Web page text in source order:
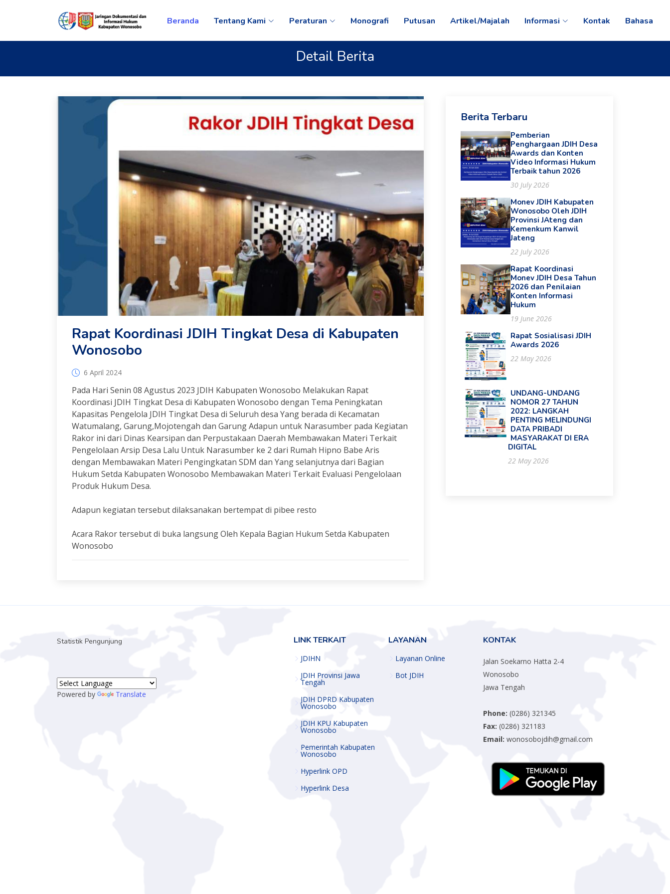
Beranda Tentang Kami Peraturan Monografi Putusan Artikel/Majalah Informasi Kontak Bahasa
Detail Berita
Rapat Koordinasi JDIH Tingkat Desa di Kabupaten
Wonosobo
6 April 2024
Pada Hari Senin 08 Agustus 2023 JDIH Kabupaten Wonosobo Melakukan Rapat
Koordinasi JDIH Tingkat Desa di Kabupaten Wonosobo dengan Tema Peningkatan
Kapasitas Pengelola JDIH Tingkat Desa di Seluruh desa Yang berada di Kecamatan
Watumalang, Garung,Mojotengah dan Garung Adapun untuk Narasumber pada Kegiatan
Rakor ini dari Dinas Kearsipan dan Perpustakaan Daerah Membawakan Materi Terkait
Pengelolaan Arsip Desa Lalu Untuk Narasumber ke 2 dari Rumah Hipno Babe Aris
dengan Membawakan Materi Pengingkatan SDM dan Yang selanjutnya dari Bagian
Hukum Setda Kabupaten Wonosobo Membawakan Materi Terkait Evaluasi Pengelolaan
Produk Hukum Desa.
Adapun kegiatan tersebut dilaksanakan bertempat di pibee resto
Acara Rakor tersebut di buka langsung Oleh Kepala Bagian Hukum Setda Kabupaten
Wonosobo
Berita Terbaru
Pemberian
Penghargaan JDIH Desa
Awards dan Konten
Video Informasi Hukum
Terbaik tahun 2026
30 July 2026
Monev JDIH Kabupaten
Wonosobo Oleh JDIH
Provinsi JAteng dan
Kemenkum Kanwil
Jateng
22 July 2026
Rapat Koordinasi
Monev JDIH Desa Tahun
2026 dan Penilaian
Konten Informasi
Hukum
19 June 2026
Rapat Sosialisasi JDIH
Awards 2026
22 May 2026
UNDANG-UNDANG
NOMOR 27 TAHUN
2022: LANGKAH
PENTING MELINDUNGI
DATA PRIBADI
MASYARAKAT DI ERA
DIGITAL
22 May 2026
Statistik Pengunjung
Powered by Translate
LINK TERKAIT
JDIHN
JDIH Provinsi Jawa
Tengah
JDIH DPRD Kabupaten
Wonosobo
JDIH KPU Kabupaten
Wonosobo
Pemerintah Kabupaten
Wonosobo
Hyperlink OPD
Hyperlink Desa
LAYANAN
Layanan Online
Bot JDIH
KONTAK
Jalan Soekarno Hatta 2-4
Wonosobo
Jawa Tengah
Phone: (0286) 321345
Fax: (0286) 321183
Email: wonosobojdih@gmail.com